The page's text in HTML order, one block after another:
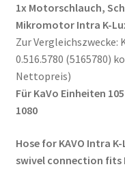
1x Motorschlauch,
Mikromotor Intra K-
Zur Vergleichszwecke:
0.516.5780 (5165780)
Nettopreis)
Für KaVo Einheiten
1080
Hose for KAVO Intra
swivel connection fits